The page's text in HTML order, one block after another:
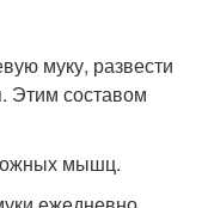
муку, развести
Этим составом
мышц.